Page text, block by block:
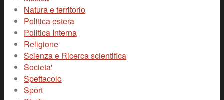
Natura e territorio
Politica estera
Politica Interna
Religione
Scienza e Ricerca scientifica
Societa'
Spettacolo
Sport